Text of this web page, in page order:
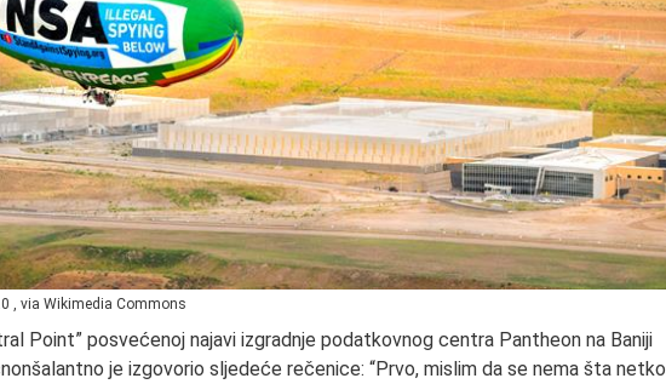
, via Wikimedia Commons
Point” posvećenoj najavi izgradnje podatkovnog centra Pantheon na Baniji
je izgovorio sljedeće rečenice: “Prvo, mislim da se nema šta netko